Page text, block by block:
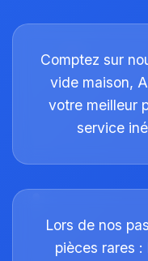
Comptez sur
vide maison,
votre meilleur
service
Lors de nos
pièces rares